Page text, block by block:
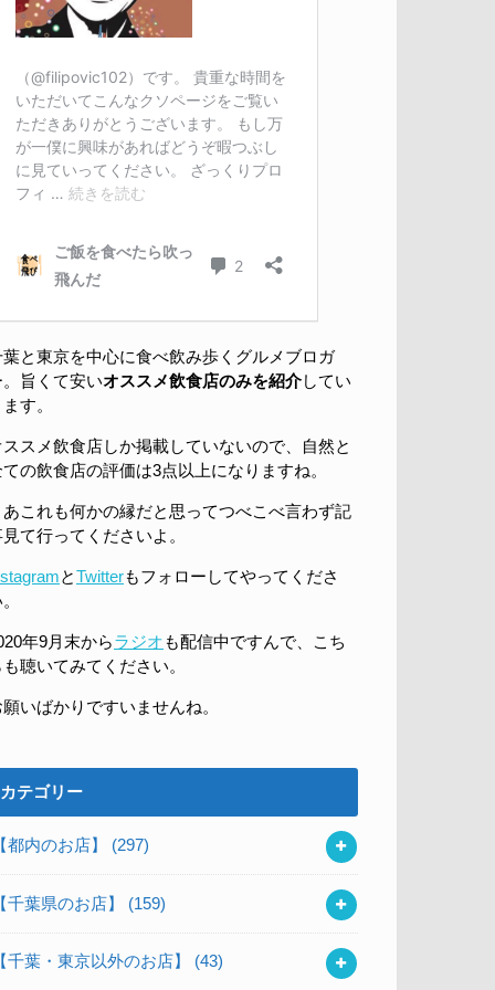
葉と東京を中心に食べ飲み歩くグルメブロガ
。旨くて安いオススメ飲食店のみを紹介してい
す。
ススメ飲食店しか掲載していないので、自然と
ての飲食店の評価は3点以上になりますね。
あこれも何かの縁だと思ってつべこべ言わず記
て行ってくださいよ。
とTwitterもフォローしてやってくださ
年9月末からラジオも配信中ですんで、こち
聴いてみてください。
いばかりですいませんね。
カテゴリー
都内のお店】 (297)
千葉県のお店】 (159)
千葉・東京以外のお店】 (43)